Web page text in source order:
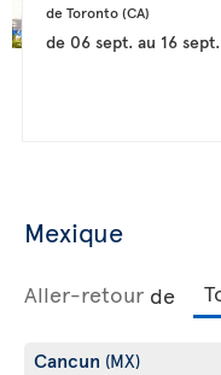
de Toronto (CA)
de 06 sept.au 16 sept.
Mexique
Aller-retour de
Cancun (MX)